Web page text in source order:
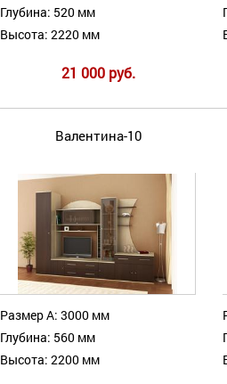
Глубина: 520 мм
Высота: 2220 мм
21 000 руб.
Валентина-10
Размер А: 3000 мм
Глубина: 560 мм
Высота: 2200 мм